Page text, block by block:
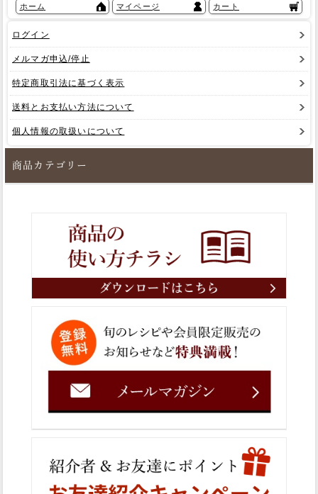
ホーム マイページ カート
ログイン
メルマガ申込/停止
特定商取引法に基づく表示
送料とお支払い方法について
個人情報の取扱いについて
商品カテゴリー